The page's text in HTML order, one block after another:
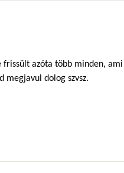
azóta több minden, ami
megjavul dolog szvsz.